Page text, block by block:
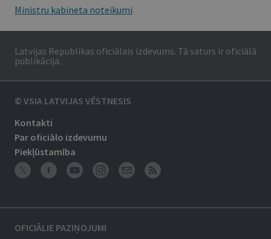
Ministru kabineta noteikumi
Latvijas Republikas oficiālais izdevums. Tā saturs ir oficiālā
publikācija.
© VSIA LATVIJAS VĒSTNESIS
Kontakti
Par oficiālo izdevumu
Piekļūstamība
OFICIĀLIE PAZIŅOJUMI